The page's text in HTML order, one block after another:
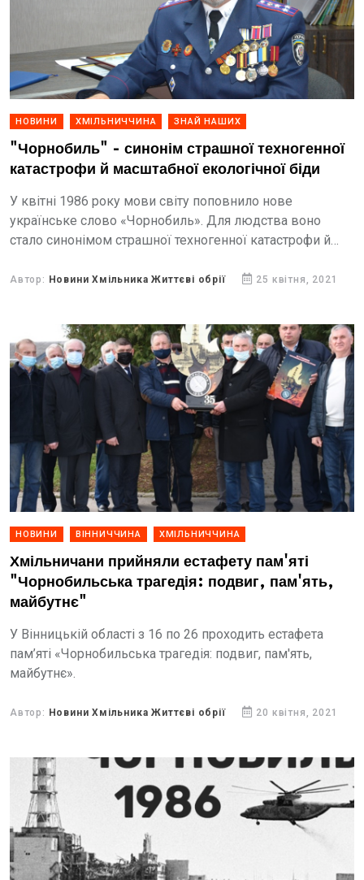
НОВИНИ ХМІЛЬНИЧЧИНА ЗНАЙ НАШИХ
"Чорнобиль" - синонім страшної техногенної
катастрофи й масштабної екологічної біди
У квітні 1986 року мови світу поповнило нове
українське слово «Чорнобиль». Для людства воно
стало синонімом страшної техногенної катастрофи й
Автор: Новини Хмільника Життєві обрії 25 квітня, 2021
НОВИНИ ВІННИЧЧИНА ХМІЛЬНИЧЧИНА
Хмільничани прийняли естафету пам'яті
"Чорнобильська трагедія: подвиг, пам'ять,
майбутнє"
У Вінницькій області з 16 по 26 проходить естафета
пам’яті «Чорнобильська трагедія: подвиг, пам'ять,
майбутнє».
Автор: Новини Хмільника Життєві обрії 20 квітня, 2021